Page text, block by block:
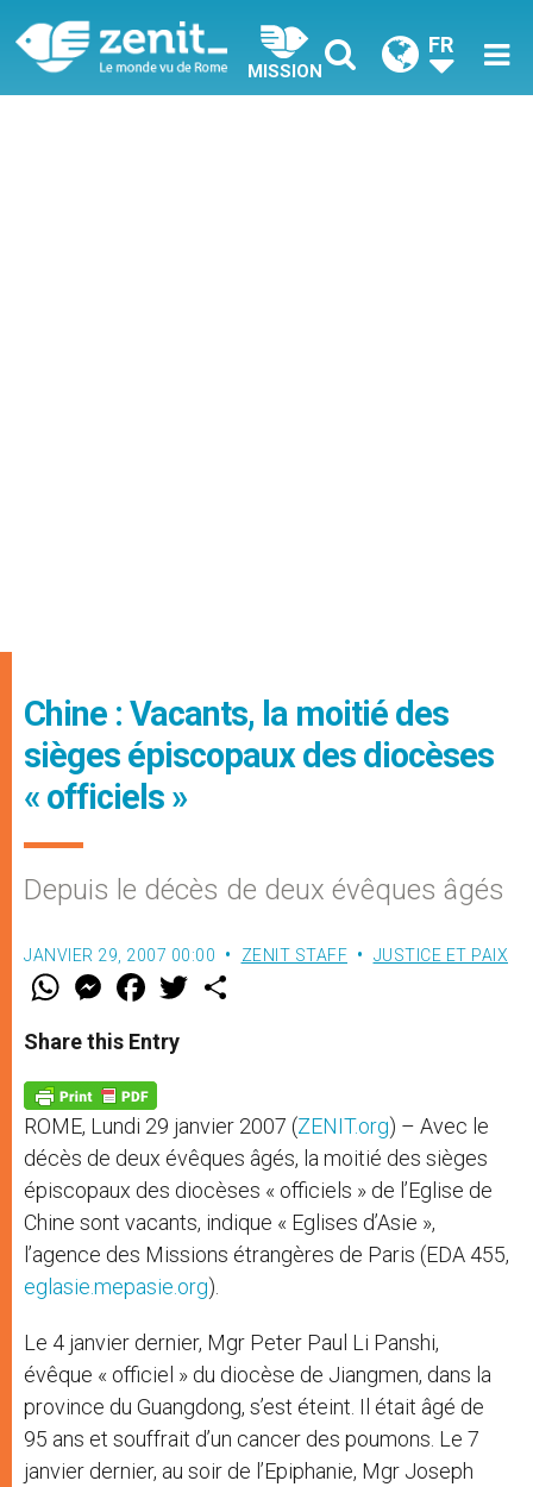
MISSION
FR
Chine : Vacants, la moitié des
sièges épiscopaux des diocèses
« officiels »
Depuis le décès de deux évêques âgés
JANVIER 29, 2007 00:00 ZENIT STAFF JUSTICE ET PAIX
W
t
s
p
p
M
e
s
e
g
e
r
F
a
e
b
o
k
w
Share this Entry
ROME, Lundi 29 janvier 2007 (ZENIT.org) – Avec le
décès de deux évêques âgés, la moitié des sièges
épiscopaux des diocèses « officiels » de l’Eglise de
Chine sont vacants, indique « Eglises d’Asie »,
l’agence des Missions étrangères de Paris (EDA 455,
eglasie.mepasie.org).
Le 4 janvier dernier, Mgr Peter Paul Li Panshi,
évêque « officiel » du diocèse de Jiangmen, dans la
province du Guangdong, s’est éteint. Il était âgé de
95 ans et souffrait d’un cancer des poumons. Le 7
janvier dernier, au soir de l’Epiphanie, Mgr Joseph